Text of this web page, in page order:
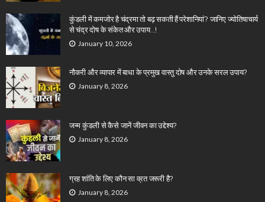
कुंडली में कमजोर है चंद्रमा तो बढ़ सकती हैं परेशानियां? जानिए ज्योतिषाचार्य
से चंद्र दोष के संकेत और उपाय…!
January 10, 2026
नौकरी और व्यापार में बाधा के प्रमुख वास्तु दोष और उनके सरल उपाय?
January 8, 2026
जन्म कुंडली से कैसे जानें जीवन का उद्देश्य?
January 8, 2026
ग्रह शांति के लिए कौन सा व्रत जरूरी है?
January 8, 2026